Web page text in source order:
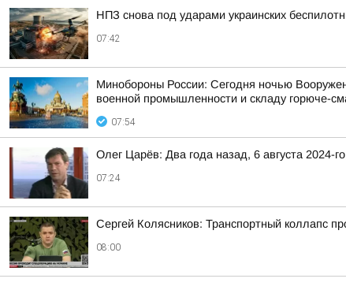
НПЗ снова под ударами украинских
07:42
Минобороны России: Сегодня ночью
военной промышленности и складу горюче-
07:54
Олег Царёв: Два года назад, 6 августа 2024-
07:24
Сергей Колясников: Транспортный коллапс
08:00